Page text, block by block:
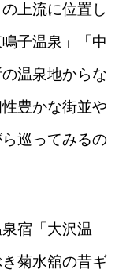
上流に位置し
子温泉」「中
温泉地からな
豊かな街並や
巡ってみるの
宿「大沢温
菊水舘の昔ギ